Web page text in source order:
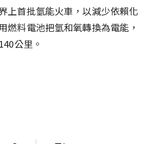
上首批氫能火車，以減少依賴化
燃料電池把氫和氧轉換為電能，
公里。